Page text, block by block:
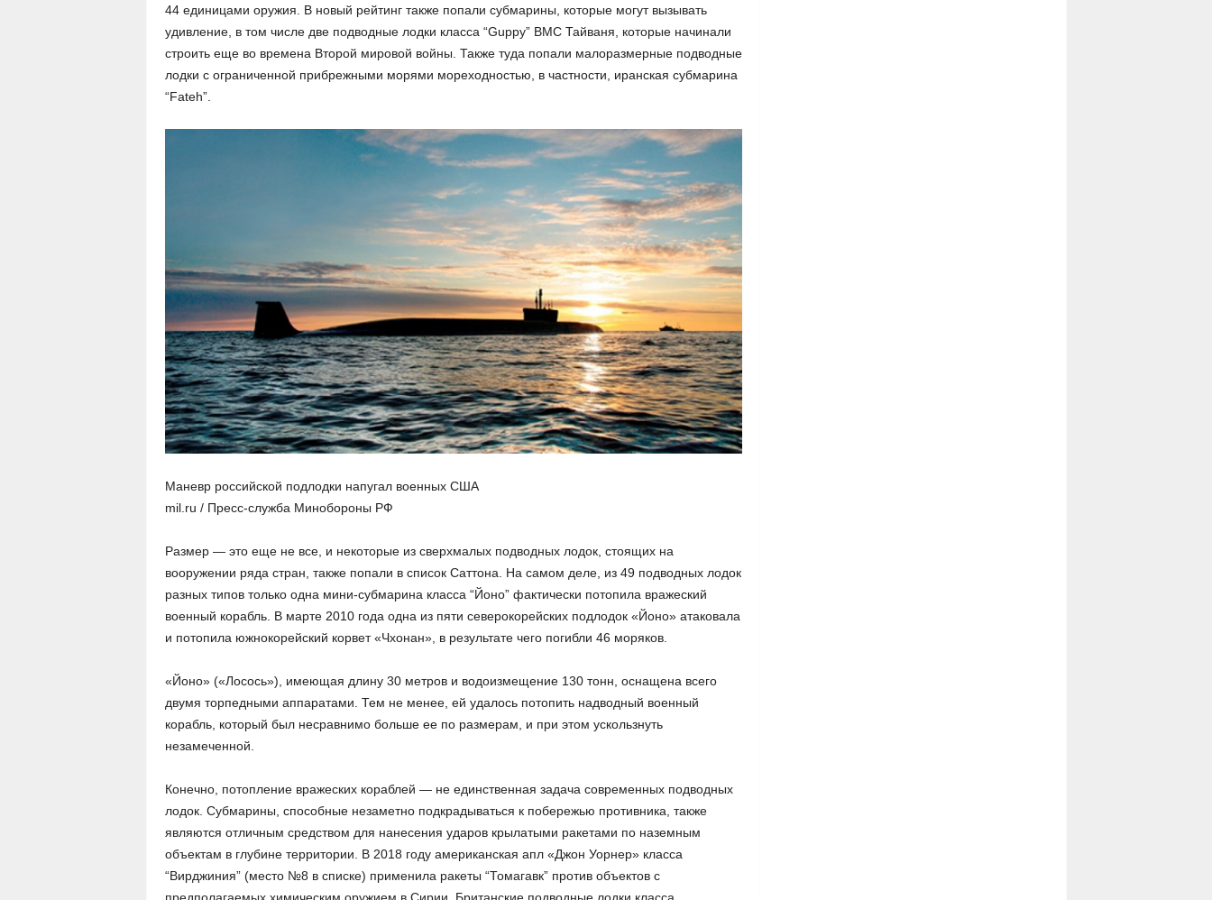
44 единицами оружия. В новый рейтинг также попали субмарины, которые могут вызывать
удивление, в том числе две подводные лодки класса “Guppy” ВМС Тайваня, которые начинали
строить еще во времена Второй мировой войны. Также туда попали малоразмерные подводные
лодки с ограниченной прибрежными морями мореходностью, в частности, иранская субмарина
“Fateh”.
Маневр российской подлодки напугал военных США
mil.ru / Пресс-служба Минобороны РФ
Размер — это еще не все, и некоторые из сверхмалых подводных лодок, стоящих на
вооружении ряда стран, также попали в список Саттона. На самом деле, из 49 подводных лодок
разных типов только одна мини-субмарина класса “Йоно” фактически потопила вражеский
военный корабль. В марте 2010 года одна из пяти северокорейских подлодок «Йоно» атаковала
и потопила южнокорейский корвет «Чхонан», в результате чего погибли 46 моряков.
«Йоно» («Лосось»), имеющая длину 30 метров и водоизмещение 130 тонн, оснащена всего
двумя торпедными аппаратами. Тем не менее, ей удалось потопить надводный военный
корабль, который был несравнимо больше ее по размерам, и при этом ускользнуть
незамеченной.
Конечно, потопление вражеских кораблей — не единственная задача современных подводных
лодок. Субмарины, способные незаметно подкрадываться к побережью противника, также
являются отличным средством для нанесения ударов крылатыми ракетами по наземным
объектам в глубине территории. В 2018 году американская апл «Джон Уорнер» класса
“Вирджиния” (место №8 в списке) применила ракеты “Томагавк” против объектов c